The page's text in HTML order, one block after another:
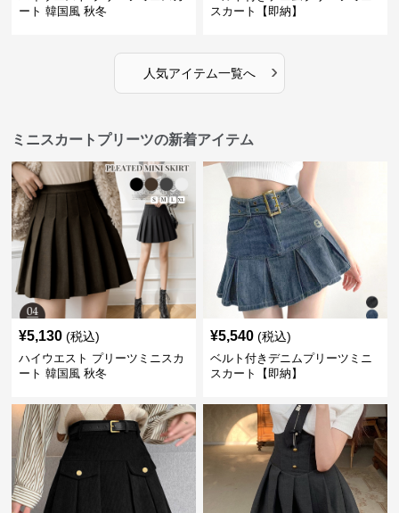
ート 韓国風 秋冬
スカート【即納】
人気アイテム一覧へ ›
ミニスカートプリーツの新着アイテム
¥5,130 (税込)
ハイウエスト プリーツミニスカ
ート 韓国風 秋冬
¥5,540 (税込)
ベルト付きデニムプリーツミニ
スカート【即納】